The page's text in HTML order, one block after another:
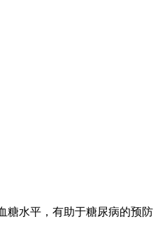
糖水平，有助于糖尿病的预防